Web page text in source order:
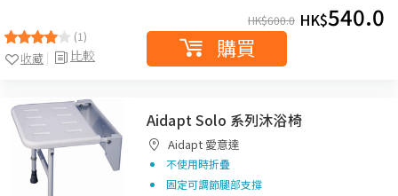
(1)
比較
收藏
HK$600.0 HK$540.0
購買
Aidapt Solo 系列沐浴椅
Aidapt 愛意達
不使用時折疊
固定可調節腿部支撐